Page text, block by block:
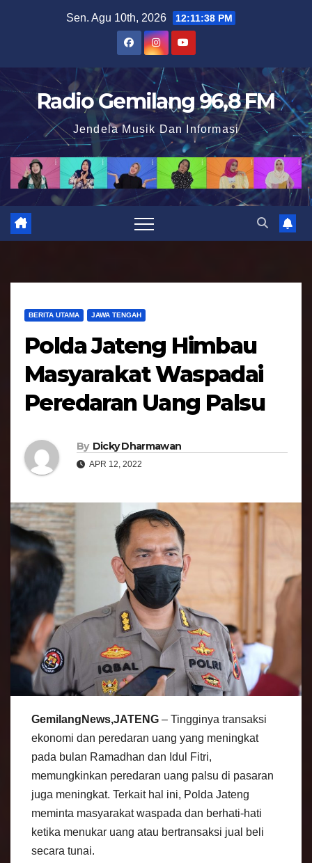
t
o
n
Sen. Agu 10th, 2026 12:11:39 PM
Radio Gemilang 96,8 FM
Jendela Musik Dan Informasi
BERITA UTAMA JAWA TENGAH
Polda Jateng Himbau
Masyarakat Waspadai
Peredaran Uang Palsu
By Dicky Dharmawan
APR 12, 2022
GemilangNews,JATENG – Tingginya transaksi
ekonomi dan peredaran uang yang meningkat
pada bulan Ramadhan dan Idul Fitri,
memungkinkan peredaran uang palsu di pasaran
juga meningkat. Terkait hal ini, Polda Jateng
meminta masyarakat waspada dan berhati-hati
ketika menukar uang atau bertransaksi jual beli
secara tunai.